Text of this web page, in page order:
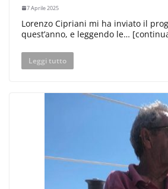
7 Aprile 2025
Lorenzo Cipriani mi ha inviato il
quest’anno, e leggendo le…
Leggi tutto